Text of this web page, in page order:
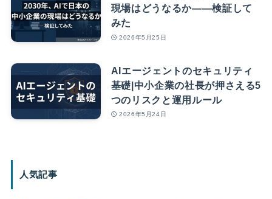
現場はどうなるか――検証して
みた
2026年5月25日
AIエージェントのセキュリティ
基礎|中小企業の社長が押さえる5
つのリスクと運用ルール
2026年5月24日
人気記事